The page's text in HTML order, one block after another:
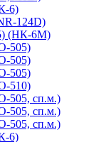
6)
124D)
(НК-6М)
505)
505)
505)
510)
505, сп.м.)
505, сп.м.)
505, сп.м.)
6)